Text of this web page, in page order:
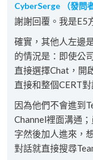
CyberSerge （發問
謝謝回覆。我是E5
確實，其他人左邊
的情況是：即使公
直接選擇Chat，開
直接和整個CERT
因為他們不會進到
Channel裡面溝通
字然後加人進來，
對話就直接搜尋